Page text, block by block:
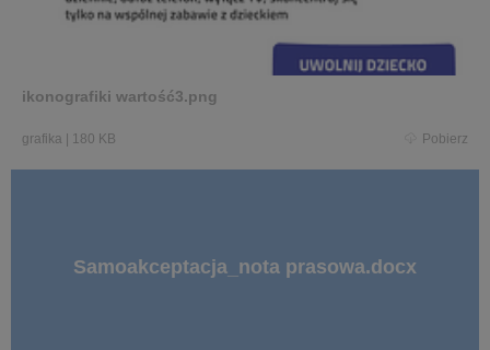
ikonografiki wartość3.png
grafika 180 KB Pobierz
Samoakceptacja_nota prasowa.docx